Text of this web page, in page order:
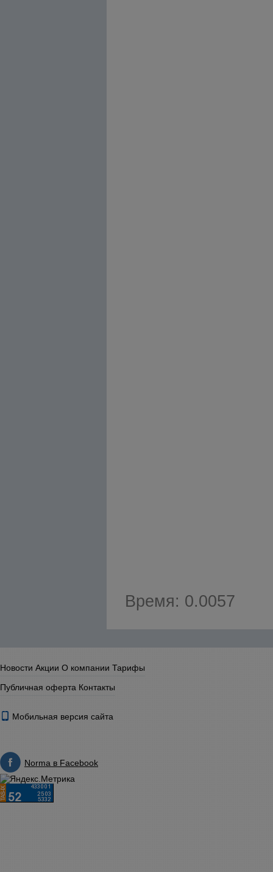
Время: 0.0057
Новости Акции О компании Тарифы
Публичная оферта Контакты
Мобильная версия сайта
Norma в Facebook